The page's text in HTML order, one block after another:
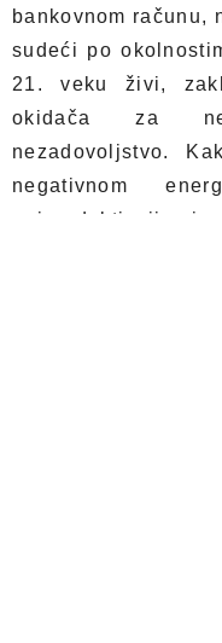
bankovnom računu,
sudeći po
21. veku živi,
okidača za
nezadovoljstvo.
negativnom
najproduktivnija i